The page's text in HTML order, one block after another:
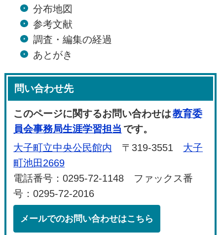
分布地図
参考文献
調査・編集の経過
あとがき
問い合わせ先
このページに関するお問い合わせは教育委
員会事務局生涯学習担当 です。
大子町立中央公民館内 〒319-3551 大子
町池田2669
電話番号：0295-72-1148 ファックス番
号：0295-72-2016
メールでのお問い合わせはこちら